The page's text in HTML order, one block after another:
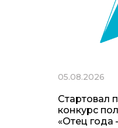
05.08.2026
Стартовал
конкурс
«Отец года